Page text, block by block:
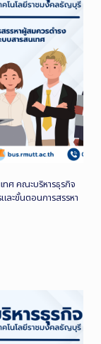
ทศ คณะบริหารธุรกิจ
ละขั้นตอนการสรรหา